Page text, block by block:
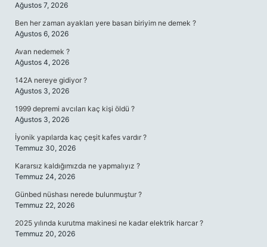
Ağustos 7, 2026
Ben her zaman ayakları yere basan biriyim ne demek ?
Ağustos 6, 2026
Avan nedemek ?
Ağustos 4, 2026
142A nereye gidiyor ?
Ağustos 3, 2026
1999 depremi avcıları kaç kişi öldü ?
Ağustos 3, 2026
İyonik yapılarda kaç çeşit kafes vardır ?
Temmuz 30, 2026
Kararsız kaldığımızda ne yapmalıyız ?
Temmuz 24, 2026
Günbed nüshası nerede bulunmuştur ?
Temmuz 22, 2026
2025 yılında kurutma makinesi ne kadar elektrik harcar ?
Temmuz 20, 2026